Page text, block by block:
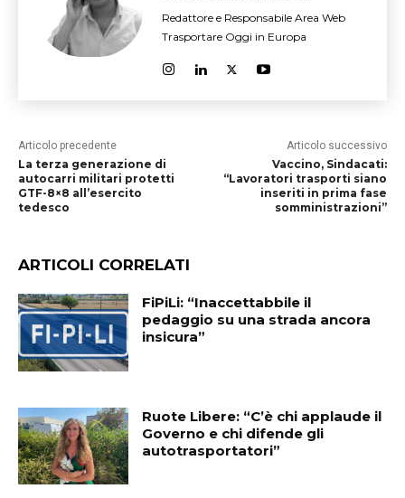
Redattore e Responsabile Area Web
Trasportare Oggi in Europa
Articolo precedente
La terza generazione di
autocarri militari protetti
GTF-8×8 all’esercito
tedesco
Articolo successivo
Vaccino, Sindacati:
“Lavoratori trasporti siano
inseriti in prima fase
somministrazioni”
ARTICOLI CORRELATI
FiPiLi: “Inaccettabbile il
pedaggio su una strada ancora
insicura”
Ruote Libere: “C’è chi applaude il
Governo e chi difende gli
autotrasportatori”